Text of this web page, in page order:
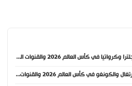
موعد مباراة إنجلترا وكرواتيا في كأس العالم 2026 والقنوات الناقلة
موعد مباراة البرتغال والكونغو في كأس العالم 2026 والقنوات الناقلة